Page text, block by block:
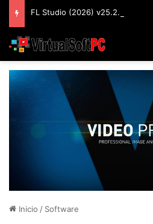
Inicio / Software